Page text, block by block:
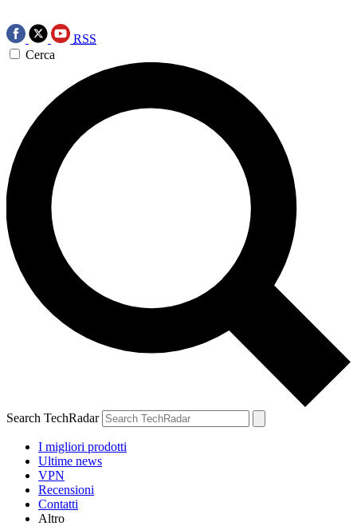
RSS
Cerca
Search TechRadar
I migliori prodotti
Ultime news
VPN
Recensioni
Contatti
Altro